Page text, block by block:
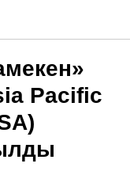
Pacific